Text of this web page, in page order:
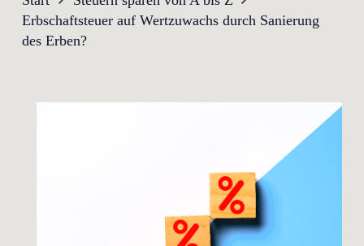
Erbschaftsteuer auf Wertzuwachs durch Sanierung
des Erben?